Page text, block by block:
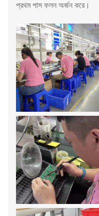
প্রথম পাস ফলন অর্জন করে।